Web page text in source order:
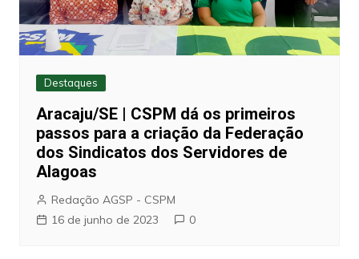
Destaques
Aracaju/SE | CSPM dá os primeiros
passos para a criação da Federação
dos Sindicatos dos Servidores de
Alagoas
Redação AGSP - CSPM
16 de junho de 2023
0